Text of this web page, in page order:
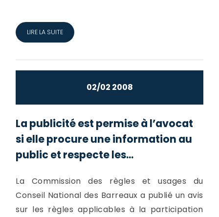
LIRE LA SUITE
02/02 2008
La publicité est permise à l’avocat
si elle procure une information au
public et respecte les...
La Commission des règles et usages du
Conseil National des Barreaux a publié un avis
sur les règles applicables à la participation